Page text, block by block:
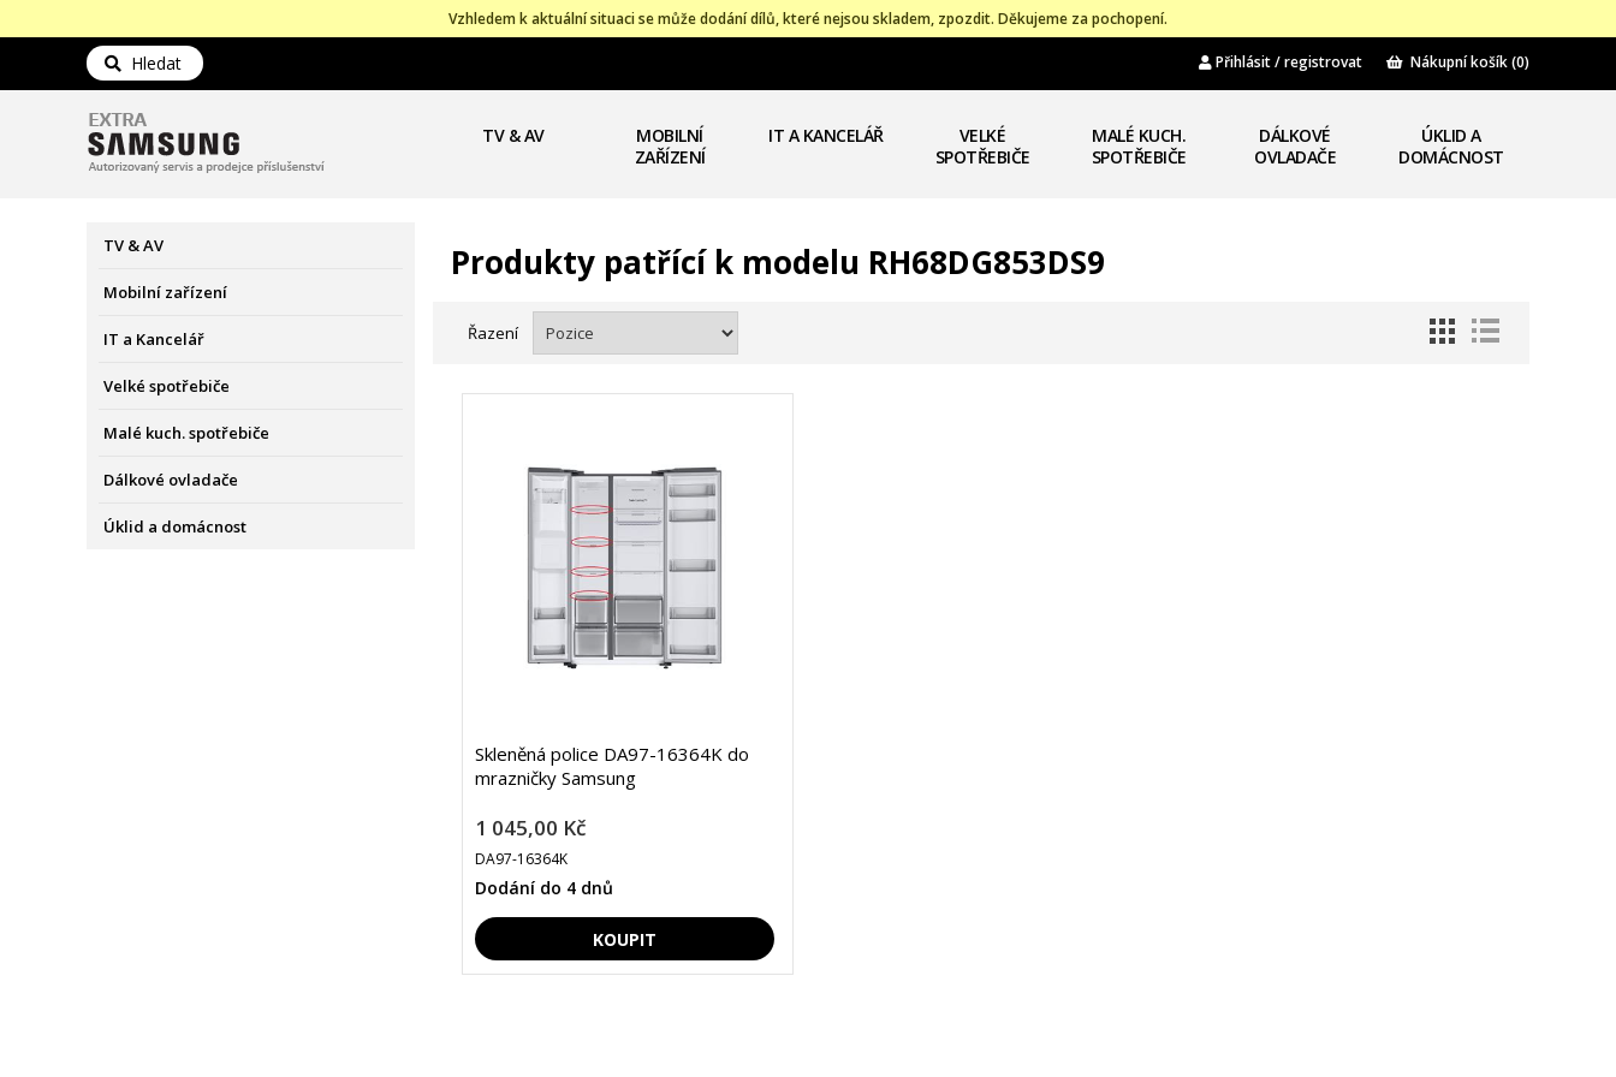
Vzhledem k aktuální situaci se může dodání dílů, které nejsou skladem, zpozdit. Děkujeme za pochopení.
Hledat Přihlásit / registrovat Nákupní košík(0)
TV & AV
MOBILNÍ
ZAŘÍZENÍ
IT A KANCELÁŘ
VELKÉ
SPOTŘEBIČE
MALÉ KUCH.
SPOTŘEBIČE
DÁLKOVÉ
OVLADAČE
ÚKLID A
DOMÁCNOST
TV & AV
Mobilní zařízení
IT a Kancelář
Velké spotřebiče
Malé kuch. spotřebiče
Dálkové ovladače
Úklid a domácnost
Produkty patřící k modelu RH68DG853DS9
Řazení
Skleněná police DA97-16364K do
mrazničky Samsung
1 045,00 Kč
DA97-16364K
Dodání do 4 dnů